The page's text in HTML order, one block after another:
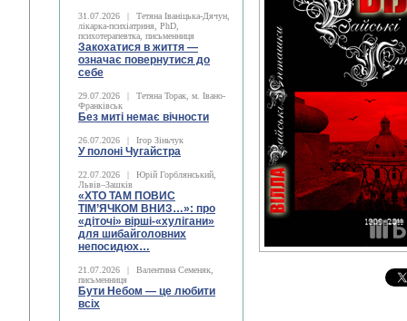
31.07.2026 |
Тетяна Іваніцька-Дячун,
лікарка-психіатриня, PhD,
психотерапевтка, письменниця
Закохатися в життя —
означає повернутися до
себе
29.07.2026 |
Тетяна Торак, м. Івано-
Франківськ
Без миті немає вічности
26.07.2026 | Ігор Зіньчук
У полоні Чугайстра
22.07.2026 |
Юрій Горблянський,
Львів–Зашків
«ХТО ТАМ ПОВИС
ТІМ’ЯЧКОМ ВНИЗ…»: про
«діточі» вірші-«хулігани»
для шибайголовних
непосидюх…
21.07.2026 |
Валентина Семеняк,
письменниця
Бути Небом ― це любити
всіх